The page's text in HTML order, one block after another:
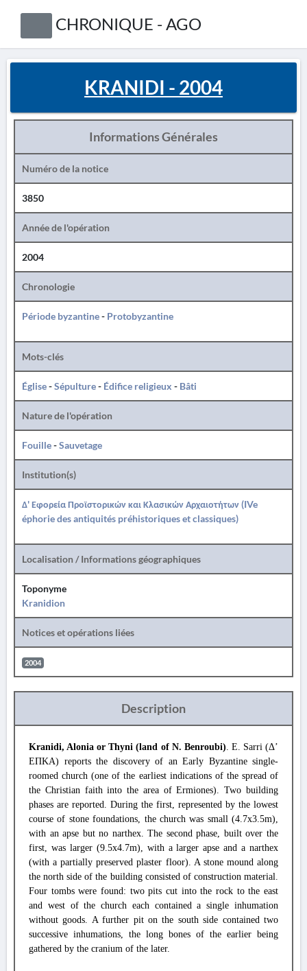
CHRONIQUE - AGO
KRANIDI - 2004
Informations Générales
Numéro de la notice
3850
Année de l'opération
2004
Chronologie
Période byzantine- Protobyzantine
Mots-clés
Église-Sépulture- Édifice religieux - Bâti
Nature de l'opération
Fouille-Sauvetage
Institution(s)
Δ' Εφορεία Προϊστορικών και Κλασικών Αρχαιοτήτων (IVe
éphorie des antiquités préhistoriques et classiques)
Localisation / Informations géographiques
Toponyme
Kranidion
Notices et opérations liées
2004
Description
Kranidi, Alonia or Thyni (land of N. Benroubi). E. Sarri (Δ’
ΕΠΚΑ) reports the discovery of an Early Byzantine single-
roomed church (one of the earliest indications of the spread of
the Christian faith into the area of Ermiones). Two building
phases are reported. During the first, represented by the lowest
course of stone foundations, the church was small (4.7x3.5m),
with an apse but no narthex. The second phase, built over the
first, was larger (9.5x4.7m), with a larger apse and a narthex
(with a partially preserved plaster floor). A stone mound along
the north side of the building consisted of construction material.
Four tombs were found: two pits cut into the rock to the east
and west of the church each contained a single inhumation
without goods. A further pit on the south side contained two
successive inhumations, the long bones of the earlier being
gathered by the cranium of the later.